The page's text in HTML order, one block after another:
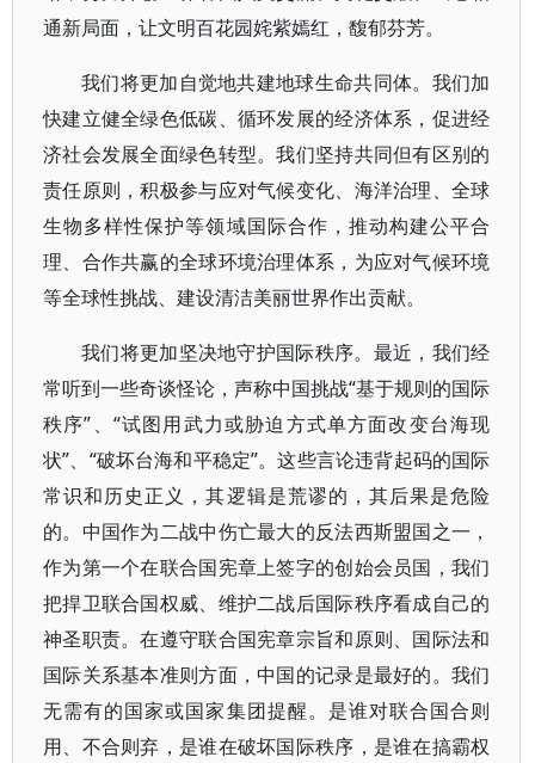
通新局面，让文明百花园姹紫嫣红，馥郁芬芳。
我们将更加自觉地共建地球生命共同体。我们加
快建立健全绿色低碳、循环发展的经济体系，促进经
济社会发展全面绿色转型。我们坚持共同但有区别的
责任原则，积极参与应对气候变化、海洋治理、全球
生物多样性保护等领域国际合作，推动构建公平合
理、合作共赢的全球环境治理体系，为应对气候环境
等全球性挑战、建设清洁美丽世界作出贡献。
我们将更加坚决地守护国际秩序。最近，我们经
常听到一些奇谈怪论，声称中国挑战“基于规则的国际
秩序”、“试图用武力或胁迫方式单方面改变台海现
状”、“破坏台海和平稳定”。这些言论违背起码的国际
常识和历史正义，其逻辑是荒谬的，其后果是危险
的。中国作为二战中伤亡最大的反法西斯盟国之一，
作为第一个在联合国宪章上签字的创始会员国，我们
把捍卫联合国权威、维护二战后国际秩序看成自己的
神圣职责。在遵守联合国宪章宗旨和原则、国际法和
国际关系基本准则方面，中国的记录是最好的。我们
无需有的国家或国家集团提醒。是谁对联合国合则
用、不合则弃，是谁在破坏国际秩序，是谁在搞霸权